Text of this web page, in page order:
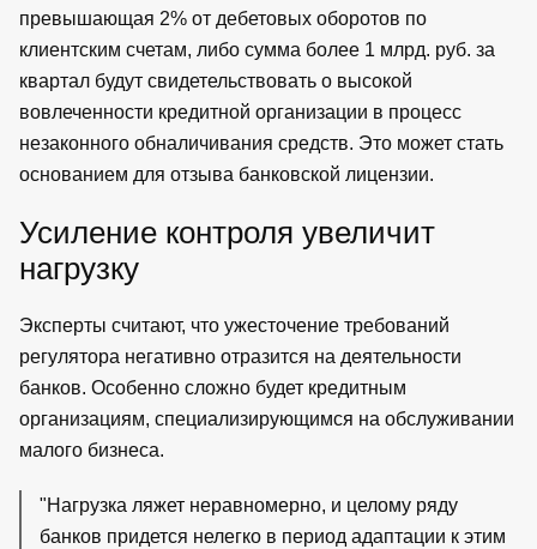
превышающая 2% от дебетовых оборотов по
клиентским счетам, либо сумма более 1 млрд. руб. за
квартал будут свидетельствовать о высокой
вовлеченности кредитной организации в процесс
незаконного обналичивания средств. Это может стать
основанием для отзыва банковской лицензии.
Усиление контроля увеличит
нагрузку
Эксперты считают, что ужесточение требований
регулятора негативно отразится на деятельности
банков. Особенно сложно будет кредитным
организациям, специализирующимся на обслуживании
малого бизнеса.
"Нагрузка ляжет неравномерно, и целому ряду
банков придется нелегко в период адаптации к этим